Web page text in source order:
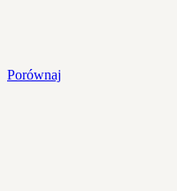
Porównaj